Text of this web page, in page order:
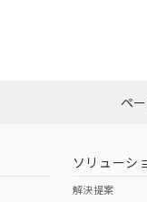
ダウンロードはこちら
（日本
ペ
ソリューシ
解決提案